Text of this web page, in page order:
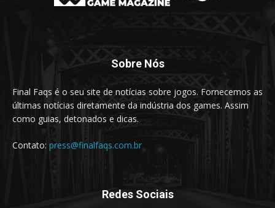
Sobre Nós
Final Faqs é o seu site de notícias sobre jogos. Fornecemos as
últimas notícias diretamente da indústria dos games. Assim
como guias, detonados e dicas.
Contato: press@finalfaqs.com.br
Redes Sociais